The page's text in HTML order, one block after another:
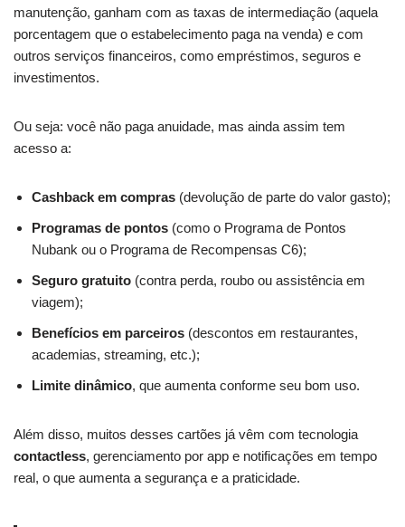
manutenção, ganham com as taxas de intermediação (aquela
porcentagem que o estabelecimento paga na venda) e com
outros serviços financeiros, como empréstimos, seguros e
investimentos.
Ou seja: você não paga anuidade, mas ainda assim tem
acesso a:
Cashback em compras (devolução de parte do valor gasto);
Programas de pontos (como o Programa de Pontos
Nubank ou o Programa de Recompensas C6);
Seguro gratuito (contra perda, roubo ou assistência em
viagem);
Benefícios em parceiros (descontos em restaurantes,
academias, streaming, etc.);
Limite dinâmico, que aumenta conforme seu bom uso.
Além disso, muitos desses cartões já vêm com tecnologia
contactless, gerenciamento por app e notificações em tempo
real, o que aumenta a segurança e a praticidade.